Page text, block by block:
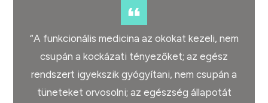
“A funkcionális medicina az okokat kezeli, nem
csupán a kockázati tényezőket; az egész
rendszert igyekszik gyógyítani, nem csupán a
tüneteket orvosolni; az egészség állapotát